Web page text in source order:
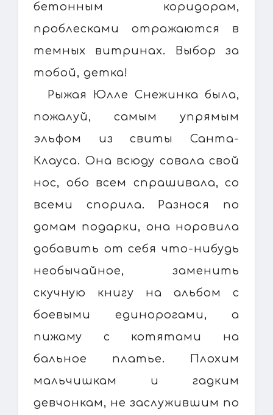
бетонным коридорам,
проблесками отражаются в
темных витринах. Выбор за
тобой, детка!
Рыжая Юлле Снежинка была,
пожалуй, самым упрямым
эльфом из свиты Санта-
Клауса. Она всюду совала свой
нос, обо всем спрашивала, со
всеми спорила. Разнося по
домам подарки, она норовила
добавить от себя что-нибудь
необычайное, заменить
скучную книгу на альбом с
боевыми единорогами, а
пижаму с котятами на
бальное платье. Плохим
мальчишкам и гадким
девчонкам, не заслужившим по